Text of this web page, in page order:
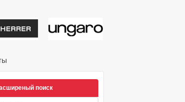
подарки от
поиск